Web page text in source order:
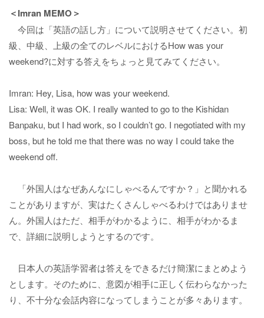
＜Imran MEMO＞
今回は「英語の話し方」について説明させてください。初
級、中級、上級の全てのレベルにおけるHow was your
weekend?に対する答えをちょっと見てみてください。
Imran: Hey, Lisa, how was your weekend.
Lisa: Well, it was OK. I really wanted to go to the Kishidan
Banpaku, but I had work, so I couldn’t go. I negotiated with my
boss, but he told me that there was no way I could take the
weekend off.
「外国人はなぜあんなにしゃべるんですか？」と聞かれる
ことがありますが、実はたくさんしゃべるわけではありませ
ん。外国人はただ、相手がわかるように、相手がわかるま
で、詳細に説明しようとするのです。
日本人の英語学習者は答えをできるだけ簡潔にまとめよう
とします。そのために、意図が相手に正しく伝わらなかった
り、不十分な会話内容になってしまうことが多々あります。